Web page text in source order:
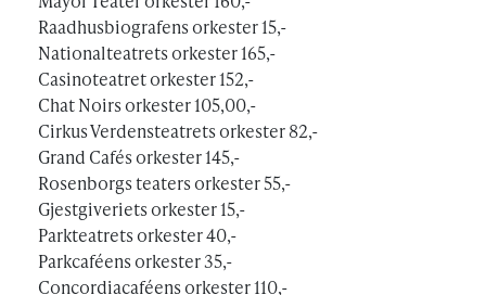
Raadhusbiografens orkester 15,-
Nationalteatrets orkester 165,-
Casinoteatret orkester 152,-
Chat Noirs orkester 105,00,-
Cirkus Verdensteatrets orkester 82,-
Grand Cafés orkester 145,-
Rosenborgs teaters orkester 55,-
Gjestgiveriets orkester 15,-
Parkteatrets orkester 40,-
Parkcaféens orkester 35,-
Concordiacaféens orkester 110,-